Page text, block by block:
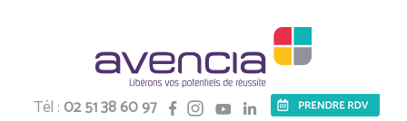
Tél :02 51 38 60 97